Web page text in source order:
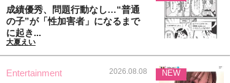
成績優秀、問題行動なし…“普通
の子”が「性加害者」になるまで
に起き...
大夏えい
Entertainment 2026.08.08 NEW